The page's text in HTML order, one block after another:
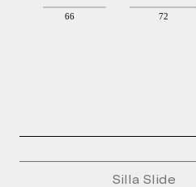
Silla Slide